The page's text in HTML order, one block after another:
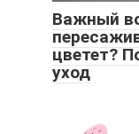
Важный
цветет?
уход